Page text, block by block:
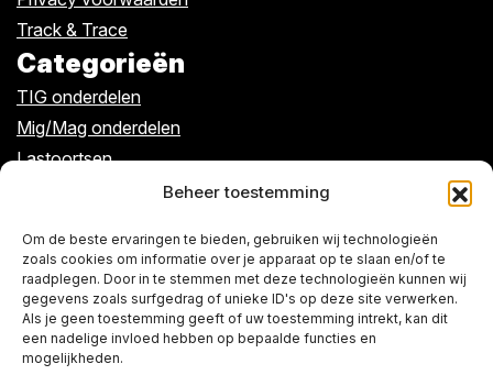
Beheer toestemming
Om de beste ervaringen te bieden, gebruiken wij technologieën
zoals cookies om informatie over je apparaat op te slaan en/of te
raadplegen. Door in te stemmen met deze technologieën kunnen wij
gegevens zoals surfgedrag of unieke ID's op deze site verwerken.
Als je geen toestemming geeft of uw toestemming intrekt, kan dit
een nadelige invloed hebben op bepaalde functies en
mogelijkheden.
Track & Trace
Categorieën
TIG onderdelen
Mig/Mag onderdelen
Lastoortsen
Over ons
De winkel
Contact